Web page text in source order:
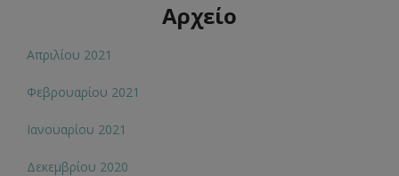
Αρχείο
Απριλίου 2021
Φεβρουαρίου 2021
Ιανουαρίου 2021
Δεκεμβρίου 2020